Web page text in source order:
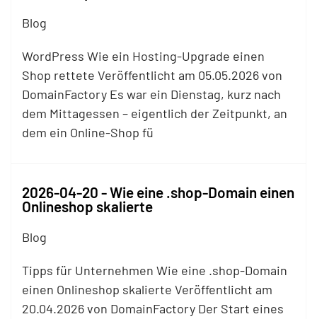
Blog
WordPress Wie ein Hosting-Upgrade einen
Shop rettete Veröffentlicht am 05.05.2026 von
DomainFactory Es war ein Dienstag, kurz nach
dem Mittagessen – eigentlich der Zeitpunkt, an
dem ein Online-Shop fü
2026-04-20 - Wie eine .shop-Domain einen
Onlineshop skalierte
Blog
Tipps für Unternehmen Wie eine .shop-Domain
einen Onlineshop skalierte Veröffentlicht am
20.04.2026 von DomainFactory Der Start eines